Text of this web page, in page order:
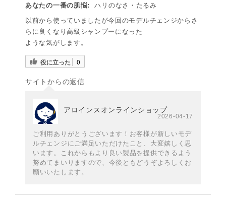
あなたの一番の肌悩:
ハリのなさ・たるみ
以前から使っていましたが今回のモデルチェンジからさ
らに良くなり高級シャンプーになった
ような気がします。
役に立った 0
サイトからの返信
アロインスオンラインショップ
2026-04-17
ご利用ありがとうございます！お客様が新しいモデ
ルチェンジにご満足いただけたこと、大変嬉しく思
います。これからもより良い製品を提供できるよう
努めてまいりますので、今後ともどうぞよろしくお
願いいたします。